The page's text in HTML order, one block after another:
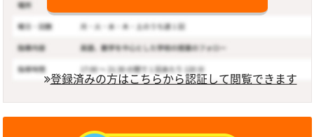
登録済みの方はこちらから認証して閲覧できます